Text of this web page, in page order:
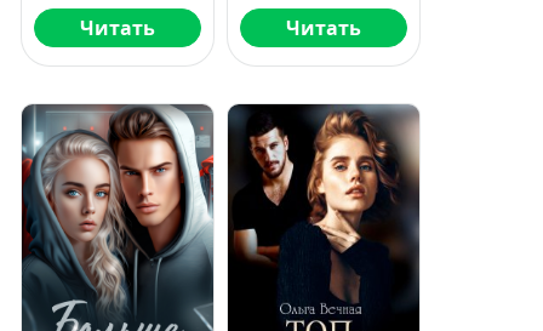
Читать
Читать